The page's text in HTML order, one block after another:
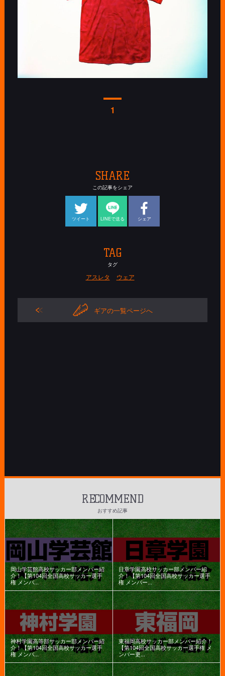
1
SHARE
この記事をシェア
ツイート LINEで送る シェア
TAG
タグ
アスレタ ウェア
ギアの一覧ページへ
RECOMMEND
おすすめ記事
岡山学芸館高校サッカー部メンバー紹
介！【第104回全国高校サッカー選手
権 メンバ...
日章学園高校サッカー部メンバー紹
介！【第104回全国高校サッカー選手
権 メンバー...
神村学園高等部サッカー部メンバー紹
介！【第104回全国高校サッカー選手
権 メンバ...
東福岡高校サッカー部メンバー紹介！
【第104回全国高校サッカー選手権 メ
ンバー更...